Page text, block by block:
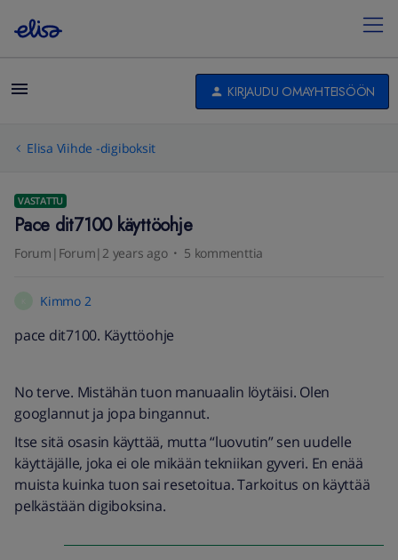
KIRJAUDU OMAYHTEISÖÖN
Elisa Viihde -digiboksit
VASTATTU
Pace dit7100 käyttöohje
Forum|Forum|2 years ago 5 kommenttia
Kimmo 2
pace dit7100. Käyttöohje
No terve. Mistähän tuon manuaalin löytäisi. Olen
googlannut ja jopa bingannut.
Itse sitä osasin käyttää, mutta “luovutin” sen uudelle
käyttäjälle, joka ei ole mikään tekniikan gyveri. En enää
muista kuinka tuon sai resetoitua. Tarkoitus on käyttää
pelkästään digiboksina.